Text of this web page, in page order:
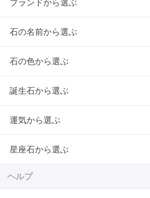
ブランドから選ぶ
石の名前から選ぶ
石の色から選ぶ
誕生石から選ぶ
運気から選ぶ
星座石から選ぶ
ヘルプ